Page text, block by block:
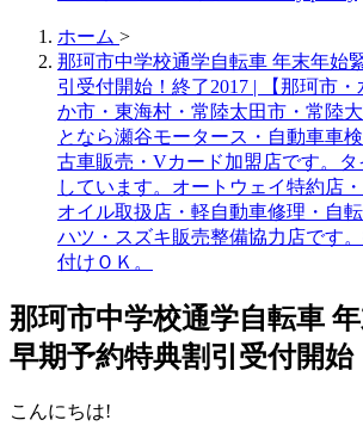
ホーム >
那珂市中学校通学自転車 年末年始
引受付開始！終了2017 | 【那珂市
か市・東海村・常陸太田市・常陸
となら瀬谷モータース・自動車車
古車販売・Vカード加盟店です。
しています。オートウェイ特約店
オイル取扱店・軽自動車修理・自
ハツ・スズキ販売整備協力店です
付けＯＫ。
那珂市中学校通学自転車
早期予約特典割引受付開始
こんにちは!